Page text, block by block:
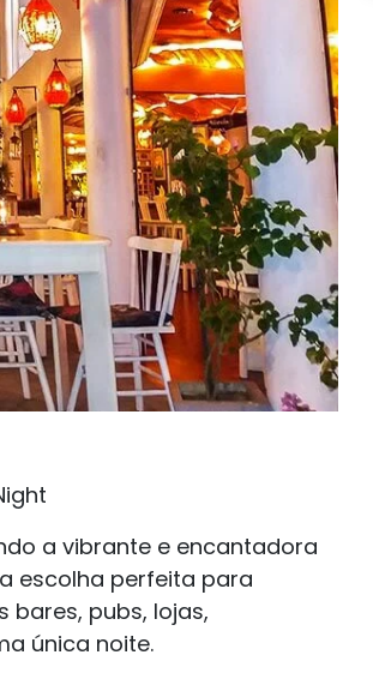
a vibrante e encantadora
escolha perfeita para
bares, pubs, lojas,
única noite.